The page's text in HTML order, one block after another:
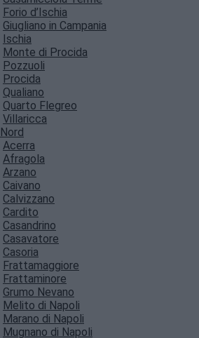
Forio d’Ischia
Giugliano in Campania
Ischia
Monte di Procida
Pozzuoli
Procida
Qualiano
Quarto Flegreo
Villaricca
Acerra
Afragola
Arzano
Caivano
Calvizzano
Cardito
Casandrino
Casavatore
Casoria
Frattamaggiore
Frattaminore
Grumo Nevano
Melito di Napoli
Marano di Napoli
Mugnano di Napoli